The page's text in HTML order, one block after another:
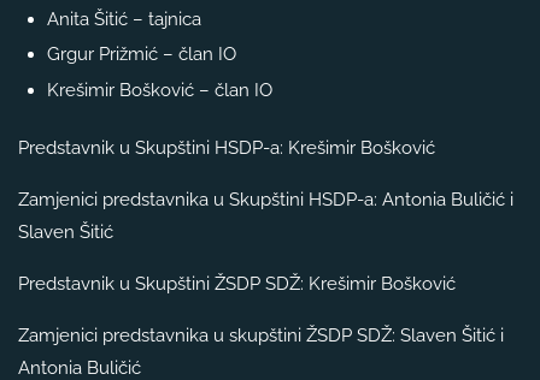
Anita Šitić – tajnica
Grgur Prižmić – član IO
Krešimir Bošković – član IO
Predstavnik u Skupštini HSDP-a: Krešimir Bošković
Zamjenici predstavnika u Skupštini HSDP-a: Antonia Buličić i
Slaven Šitić
Predstavnik u Skupštini ŽSDP SDŽ: Krešimir Bošković
Zamjenici predstavnika u skupštini ŽSDP SDŽ: Slaven Šitić i
Antonia Buličić